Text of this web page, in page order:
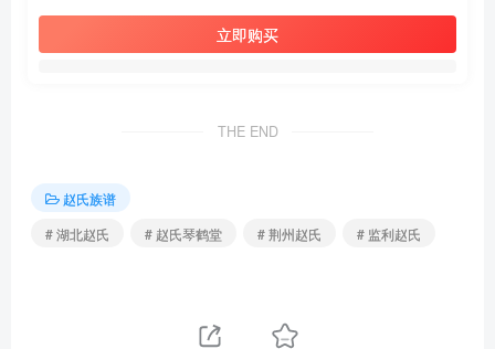
立即购买
THE END
赵氏族谱
# 湖北赵氏
# 赵氏琴鹤堂 # 荆州赵氏 # 监利赵氏